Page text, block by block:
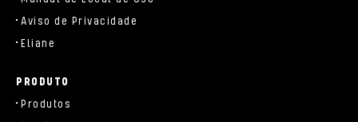
Aviso de Privacidade
Eliane
PRODUTO
Produtos